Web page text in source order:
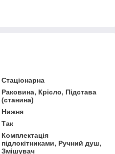
Стаціонарна
Раковина, Крісло, Підстава
(станина)
Нижня
Так
Комплектація
підлокітниками, Ручний душ,
Змішувач